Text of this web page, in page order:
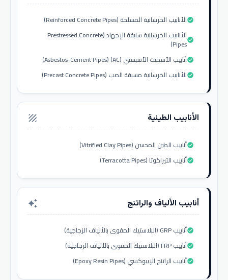
الأنابيب الخرسانية المسلحة (Reinforced Concrete Pipes)check_circle
الأنابيب الخرسانية سابقة الإجهاد (Prestressed Concrete
Pipes)check_circle
أنابيب الأسمنت الأسبستي (AC) (Asbestos-Cement Pipes)check_circle
الأنابيب الخرسانية مسبقة الصب (Precast Concrete Pipes)check_circle
الأنابيب الطينية texture
أنابيب الطين المحسن (Vitrified Clay Pipes)check_circle
أنابيب التيراكوتا (Terracotta Pipes)check_circle
أنابيب الألياف والراتنج auto_awesome
أنابيب GRP (البلاستيك المقوى بالألياف الزجاجية)check_circle
أنابيب FRP (البلاستيك المقوى بالألياف الزجاجية)check_circle
أنابيب الراتنج الإيبوكسي (Epoxy Resin Pipes)check_circle